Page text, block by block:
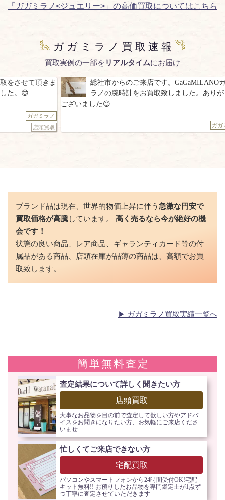
「ガガミラノ<ジュエリー>」の高価買取についてはこちら
ガガミラノ買取速報
買取実例の一部を リアルタイムにお届け
総社市からのご来店です。GaGaMILANOガガミ
ラノの腕時計をお買取致しました。ありがとう
岡山市北区か
レ 腕時計のお
ブランド品は現在、世界的物価上昇に伴う 急激な円安で
買取価格が高騰しています。 高く売るなら今が絶好の機
会です！
状態の良い商品、レア商品、ギャランティカード等の付
属品がある商品、店頭在庫が品薄の商品は、高額でお買
取致します。
ガガミラノ買取実績一覧へ
簡単無料査定
査定結果について詳しく聞きたい方
店頭買取
大事なお品物を目の前で査定して欲しい方やアドバ
イスをお聞きになりたい方、お気軽にご来店くださ
いませ
忙しくてご来店できない方
宅配買取
パソコンやスマートフォンから24時間受付OK!宅配
キット無料!! お預りしたお品物を専門鑑定士が1点ず
つ丁寧に査定させていただきます